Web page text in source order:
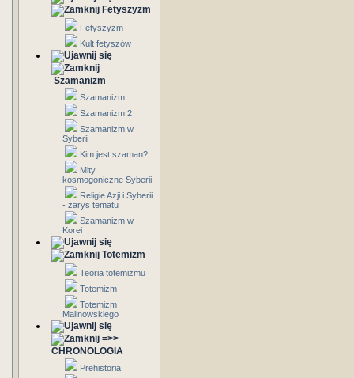
Fetyszyzm
Fetyszyzm
Kult fetyszów
Szamanizm
Szamanizm
Szamanizm 2
Szamanizm w
Syberii
Kim jest szaman?
Mity
kosmogoniczne Syberii
Religie Azji i Syberii
- zarys tematu
Szamanizm w
Korei
Totemizm
Teoria totemizmu
Totemizm
Totemizm
Malinowskiego
=>>
CHRONOLOGIA
Prehistoria